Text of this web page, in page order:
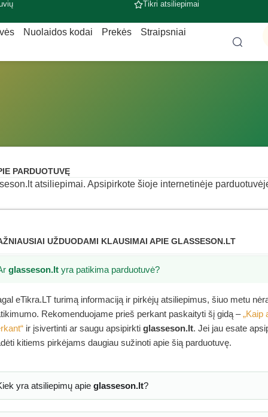
Tikri atsiliepimai
Nuolaidos kodai Prekės Straipsniai
PARDUOTUVĘ
atsiliepimai. Apsipirkote šioje internetinėje
UŽDUODAMI KLAUSIMAI APIE GLASSESON.LT
glasseson.lt yra patikima parduotuvė?
eTikra.LT turimą informaciją ir pirkėjų atsiliepimus, šiuo metu
Rekomenduojame prieš perkant paskaityti šį gidą –„Kaip
ir įsivertinti ar saugu apsipirkti glasseson.lt. Jei jau esate
kitiems pirkėjams daugiau sužinoti apie šią parduotuvę.
yra atsiliepimų apie glasseson.lt?